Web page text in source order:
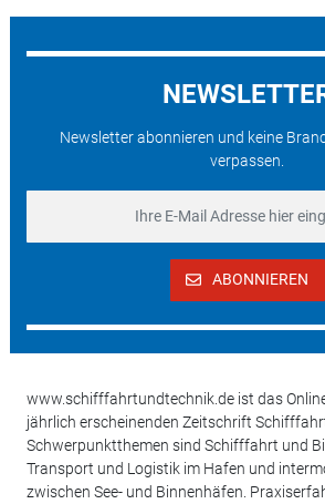
Newsletter abonnieren und keine
verpassen.
ABONNIEREN
www.schifffahrtundtechnik.de ist das
jährlich erscheinenden Zeitschrift
Schwerpunktthemen sind Schifffahrt und
Transport und Logistik im Hafen und
zwischen See- und Binnenhäfen.